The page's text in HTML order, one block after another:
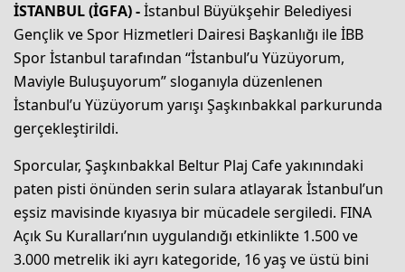
İSTANBUL (İGFA) -İstanbul Büyükşehir Belediyesi
Gençlik ve Spor Hizmetleri Dairesi Başkanlığı ile İBB
Spor İstanbul tarafından “İstanbul’u Yüzüyorum,
Maviyle Buluşuyorum” sloganıyla düzenlenen
İstanbul’u Yüzüyorum yarışı Şaşkınbakkal parkurunda
gerçekleştirildi.
Sporcular, Şaşkınbakkal Beltur Plaj Cafe yakınındaki
paten pisti önünden serin sulara atlayarak İstanbul’un
eşsiz mavisinde kıyasıya bir mücadele sergiledi. FINA
Açık Su Kuralları’nın uygulandığı etkinlikte 1.500 ve
3.000 metrelik iki ayrı kategoride, 16 yaş ve üstü bini